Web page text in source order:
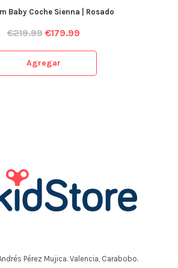
Baby Coche Sienna | Rosado
€219.99 €179.99
Agregar